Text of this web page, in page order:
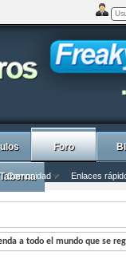
Foro
Comunidad Enlaces
a todo el mundo que se